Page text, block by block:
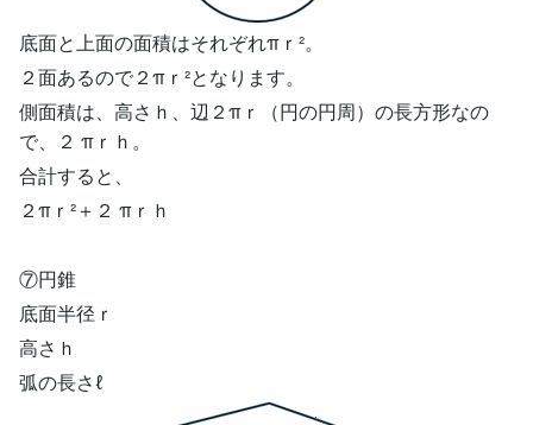
底面と上面の面積はそれぞれπｒ²。
２面あるので２πｒ²となります。
側面積は、高さｈ、辺２πｒ（円の円周）の長方形なの
で、２ πｒｈ。
合計すると、
２πｒ²＋２ πｒｈ
⑦円錐
底面半径ｒ
高さｈ
弧の長さℓ